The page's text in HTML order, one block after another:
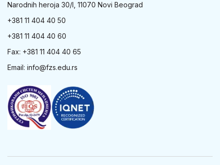
Narodnih heroja 30/I, 11070 Novi Beograd
+381 11 404 40 50
+381 11 404 40 60
Fax: +381 11 404 40 65
Email: info@fzs.edu.rs